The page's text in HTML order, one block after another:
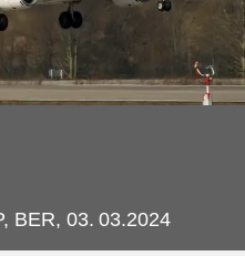
BER, 03. 03.2024